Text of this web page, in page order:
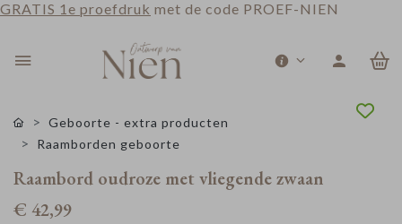
GRATIS 1e proefdruk met de code PROEF-NIEN
Geboorte - extra producten
Raamborden geboorte
Raambord oudroze met vliegende zwaan
€ 42,99